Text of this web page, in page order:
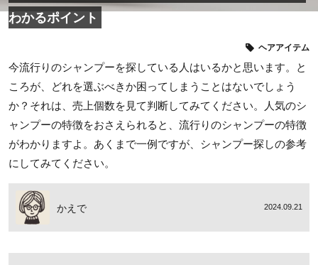
わかるポイント
ヘアアイテム
今流行りのシャンプーを探している人はいるかと思います。と
ころが、どれを選ぶべきか困ってしまうことはないでしょう
か？それは、売上個数を見て判断してみてください。人気のシ
ャンプーの特徴をおさえられると、流行りのシャンプーの特徴
がわかりますよ。あくまで一例ですが、シャンプー探しの参考
にしてみてください。
かえで 2024.09.21